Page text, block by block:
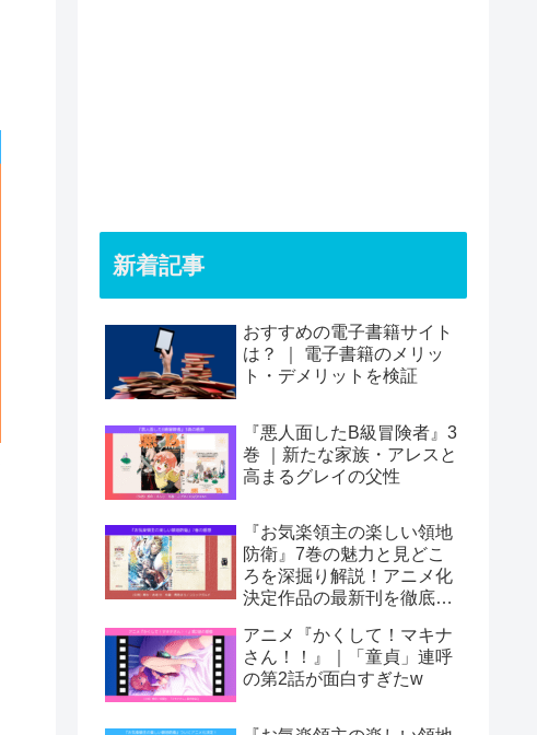
新着記事
おすすめの電子書籍サイト
は？ ｜ 電子書籍のメリッ
ト・デメリットを検証
『悪人面したB級冒険者』3
巻 ｜新たな家族・アレスと
高まるグレイの父性
『お気楽領主の楽しい領地
防衛』7巻の魅力と見どこ
ろを深掘り解説！アニメ化
決定作品の最新刊を徹底レ
アニメ『かくして！マキナ
さん！！』｜「童貞」連呼
の第2話が面白すぎたw